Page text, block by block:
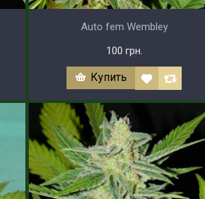
Auto fem Wembley
100 грн.
Купить